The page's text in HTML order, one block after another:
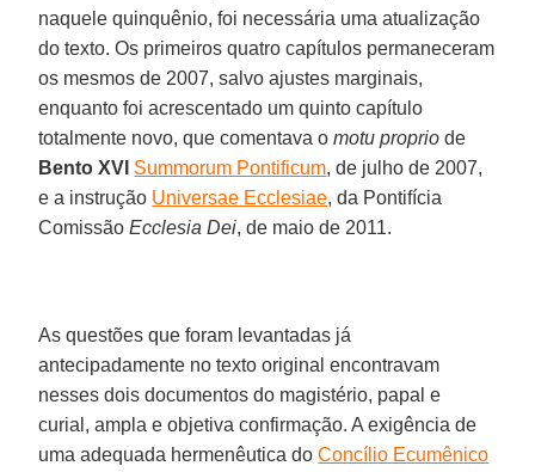
naquele quinquênio, foi necessária uma atualização
do texto. Os primeiros quatro capítulos permaneceram
os mesmos de 2007, salvo ajustes marginais,
enquanto foi acrescentado um quinto capítulo
totalmente novo, que comentava omotu proprio de
Bento XVI Summorum Pontificum, de julho de 2007,
e a instrução Universae Ecclesiae, da Pontifícia
ComissãoEcclesia Dei, de maio de 2011.
As questões que foram levantadas já
antecipadamente no texto original encontravam
nesses dois documentos do magistério, papal e
curial, ampla e objetiva confirmação. A exigência de
uma adequada hermenêutica doConcílio Ecumênico